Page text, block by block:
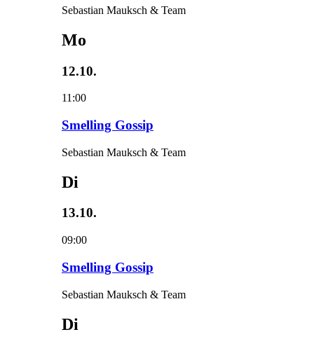
Sebastian Mauksch & Team
Mo
12.10.
11:00
Smelling Gossip
Sebastian Mauksch & Team
Di
13.10.
09:00
Smelling Gossip
Sebastian Mauksch & Team
Di